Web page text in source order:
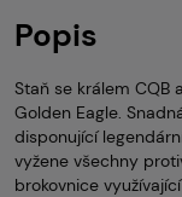
Popis
Staň se králem CQB
Golden Eagle.
disponující
vyžene všechny
brokovnice